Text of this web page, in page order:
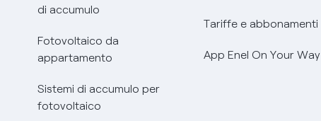
di accumulo
Fotovoltaico da
appartamento
Sistemi di accumulo per
fotovoltaico
Tariffe e abbonamenti
App Enel On Your Way